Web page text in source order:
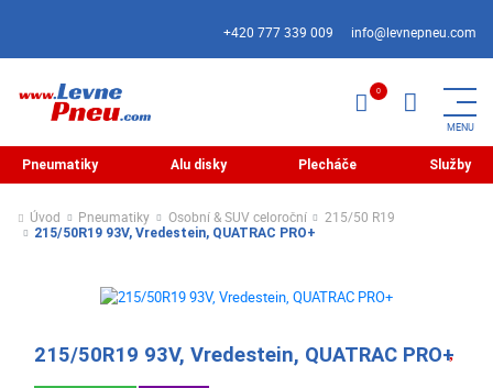
+420 777 339 009 info@levnepneu.com
Pneumatiky Alu disky Plecháče Služby
Úvod Pneumatiky Osobní & SUV celoroční 215/50 R19
215/50R19 93V, Vredestein, QUATRAC PRO+
215/50R19 93V, Vredestein, QUATRAC PRO+